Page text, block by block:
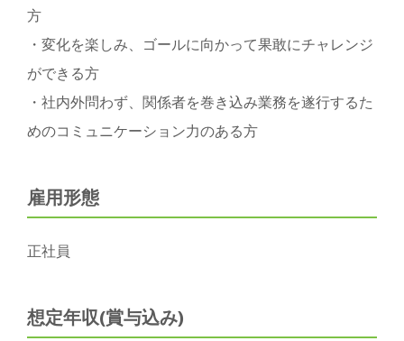
方
・変化を楽しみ、ゴールに向かって果敢にチャレンジ
ができる方
・社内外問わず、関係者を巻き込み業務を遂行するた
めのコミュニケーション力のある方
雇用形態
正社員
想定年収(賞与込み)